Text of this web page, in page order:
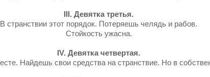
III. Девятка третья.
В странствии этот порядок. Потеряешь челядь и рабов.
Стойкость ужасна.
IV. Девятка четвертая.